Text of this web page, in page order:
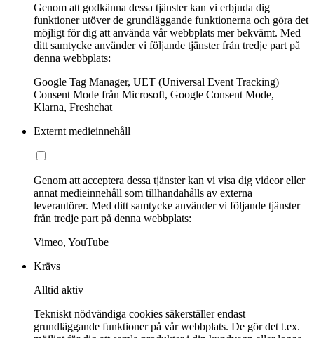
Genom att godkänna dessa tjänster kan vi erbjuda dig
funktioner utöver de grundläggande funktionerna och göra det
möjligt för dig att använda vår webbplats mer bekvämt. Med
ditt samtycke använder vi följande tjänster från tredje part på
denna webbplats:
Google Tag Manager, UET (Universal Event Tracking)
Consent Mode från Microsoft, Google Consent Mode,
Klarna, Freshchat
Externt medieinnehåll
Genom att acceptera dessa tjänster kan vi visa dig videor eller
annat medieinnehåll som tillhandahålls av externa
leverantörer. Med ditt samtycke använder vi följande tjänster
från tredje part på denna webbplats:
Vimeo, YouTube
Krävs
Alltid aktiv
Tekniskt nödvändiga cookies säkerställer endast
grundläggande funktioner på vår webbplats. De gör det t.ex.